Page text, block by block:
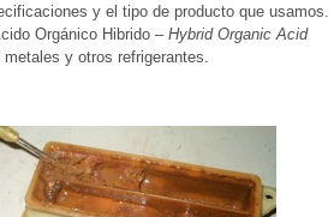
y el tipo de producto que usamos.
Orgánico Hibrido –Hybrid Organic Acid
y otros refrigerantes.